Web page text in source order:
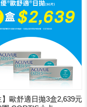
】歐舒適日拋3盒2,639元